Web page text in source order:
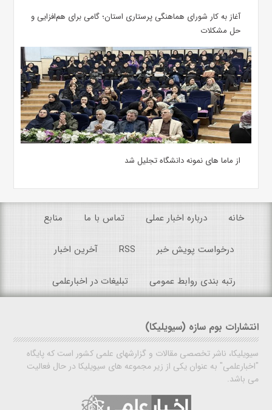
آغاز به کار شورای هماهنگی پرستاری استان؛ گامی برای هم‌افزایی و
حل مشکلات
از ماما های نمونه دانشگاه تجلیل شد
خانه درباره اخبار عملی تماس با ما منابع
درخواست پویش خبر RSS آخرین اخبار
رتبه بندی روابط عمومی تبلیغات در اخبارعلمی
انتشارات بوم سازه (سیویلیکا)
سیویلیکا، ناشر تخصصی مقالات و گزارشهای علمی کشور است که پایگاه
"اخبارعلمی" به عنوان یکی از زیر مجموعه های سیویلیکا در حال فعالیت
می باشد.